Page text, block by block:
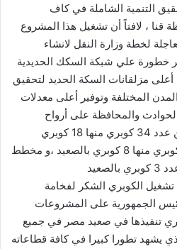
التنمية الشاملة في كاف
قنا ، لافتاً أن تشغيل هذا المشروع
لخطة وزارة النقل لانشاء
خطورة علي شبكة السكك الحديدية
انشاء 53 كوبري أعلى مزلقانات السكة الحديد لتحقيق
المختلفة وتوفير أعلى معدلات
والمحافظة على أرواح
المواطنين والتي تم الانتهاء من عدد 34 كوبري منها 18 كوبري
بالصعيد وجاري تنفيذ عدد 12 كوبري منها 8 كوبري بالصعيد ،و مخطط
تشغيل الكوبري الشكر لفخامة
الجمهورية على المشروعات
تنفيذها في صعيد مصر في جميع
يشهد تطورا كبيرا في كافة قطاعاته